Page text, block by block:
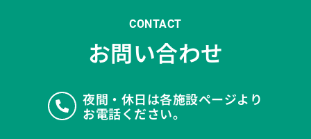
CONTACT
お問い合わせ
夜間・休日は各施設ページより
お電話ください。